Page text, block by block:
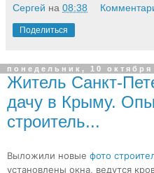
Сергей на 08:38
Поделиться
понедельник, 10 октября
Житель Санкт-
дачу в Крыму.
строитель...
Выложили новые фото
установлены окна, ведутся